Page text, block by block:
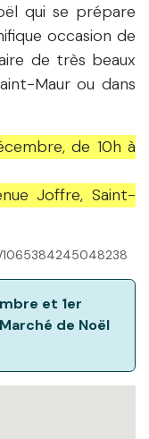
qui se prépare
occasion de
de très beaux
Maur ou dans
de 10h à
Joffre, Saint-
et 1er
Marché de Noël